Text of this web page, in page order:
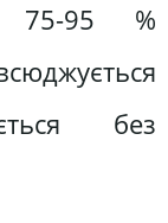
75-95 %
без